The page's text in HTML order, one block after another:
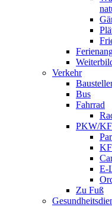
Verkehr
Bus
Fahrrad
PKW/
E-
Zu Fuß